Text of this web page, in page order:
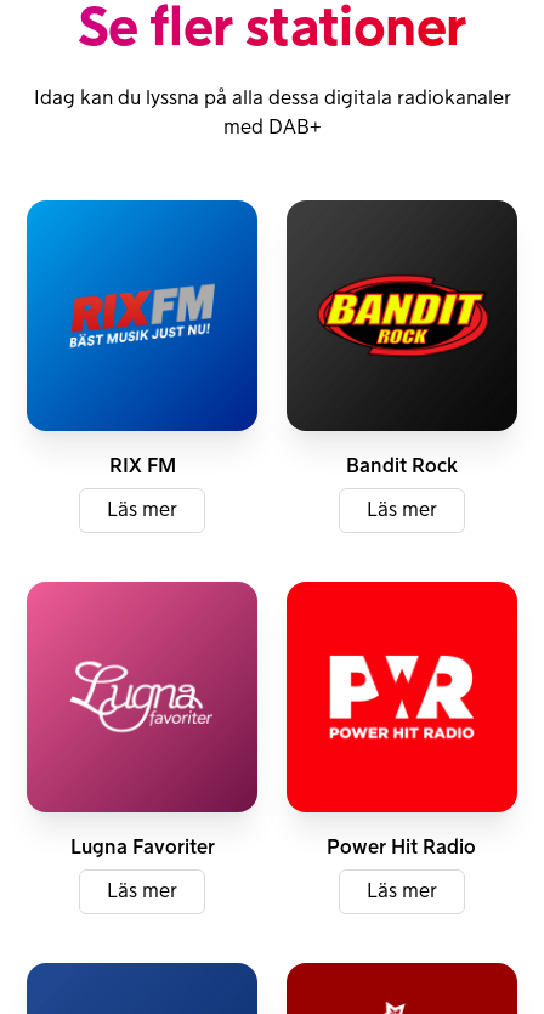
Se fler stationer
Idag kan du lyssna på alla dessa digitala radiokanaler
med DAB+
RIX FM
Läs mer
Bandit Rock
Läs mer
Lugna Favoriter
Läs mer
Power Hit Radio
Läs mer